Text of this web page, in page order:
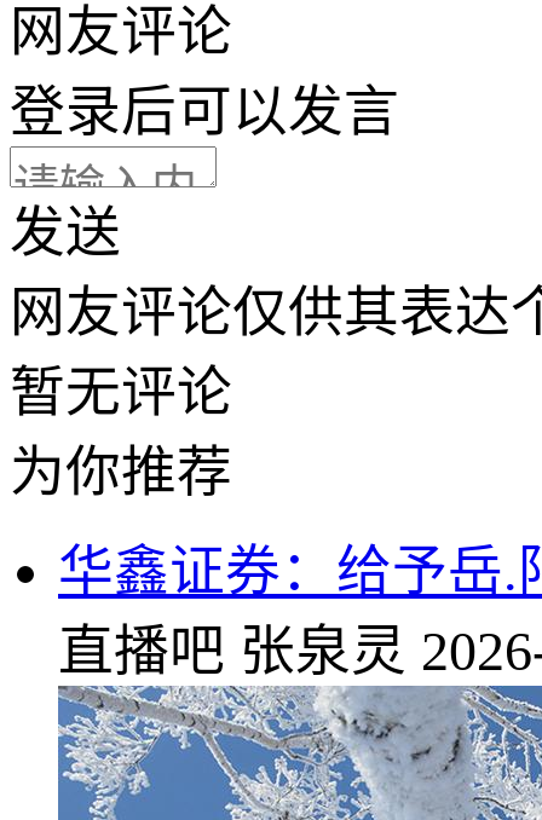
网友评论
登录后可以发言
发送
网友评论仅供其表达
暂无评论
为你推荐
华鑫证券：给予岳.
直播吧 张泉灵